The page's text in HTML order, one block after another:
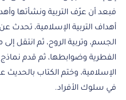
فبعد أن عرّف التربية ونشأتها
أهداف التربية الإسلامية، تحدث عن
الجسم، وتربية الروح، ثم انتقل
الفطرية وضوابطها، ثم قدم نماذج
الإسلامية، وختم الكتاب بالحديث
في سلوك الأفراد.